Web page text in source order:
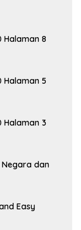
Halaman 8
Halaman 5
Halaman 3
Negara dan
Easy